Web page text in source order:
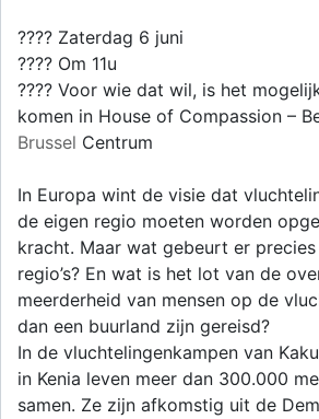
???? Zaterdag 6 juni
???? Om 11u
???? Voor wie dat wil, is het
komen in House of Compassion –
Brussel Centrum
In Europa wint de visie dat
de eigen regio moeten worden
kracht. Maar wat gebeurt er
regio’s? En wat is het lot van de
meerderheid van mensen op de
dan een buurland zijn gereisd?
In de vluchtelingenkampen van
in Kenia leven meer dan 300.000
samen. Ze zijn afkomstig uit de